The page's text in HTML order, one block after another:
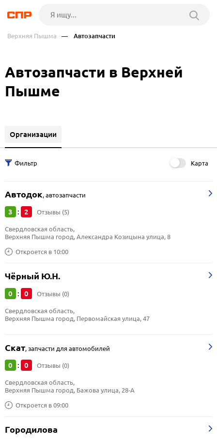
Верхняя Пышма — Автозапчасти
Автозапчасти в Верхней
Пышме
Организации
Карта
Автодок,автозапчасти
3 : 2 Отзывы (5)
Откроется в 10:00
Свердловская область,
Верхняя Пышма город, Александра Козицына улица, 8
Чёрный Ю.Н.
0 : 0 Отзывы (0)
Свердловская область,
Верхняя Пышма город, Первомайская улица, 47
Скат,запчасти для автомобилей
0 : 0 Отзывы (0)
Откроется в 09:00
Свердловская область,
Верхняя Пышма город, Бажова улица, 28-А
Городилова